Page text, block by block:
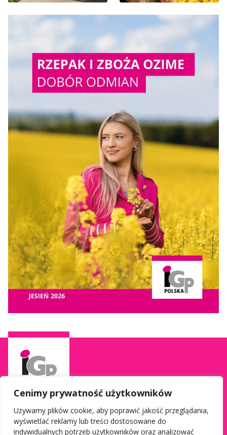
Cenimy prywatność użytkowników
Używamy plików cookie, aby poprawić jakość przeglądania,
wyświetlać reklamy lub treści dostosowane do
indywidualnych potrzeb użytkowników oraz analizować
Informacje Social media